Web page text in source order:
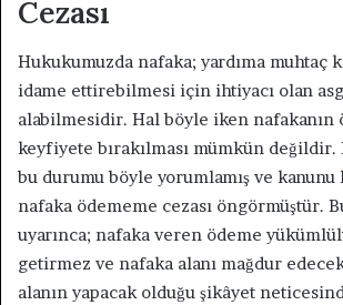
Cezası
Hukukumuzda nafaka; yardıma muhtaç
idame ettirebilmesi için ihtiyacı olan
alabilmesidir. Hal böyle iken
keyfiyete bırakılması mümkün değildir.
bu durumu böyle yorumlamış ve
nafaka ödememe cezası öngörmüştür.
uyarınca; nafaka veren ödeme
getirmez ve nafaka alanı mağdur
alanın yapacak olduğu şikâyet